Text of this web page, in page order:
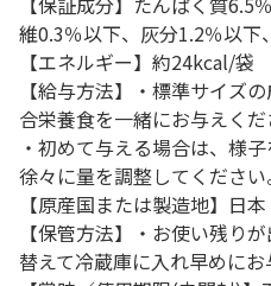
維0.3％以下、灰分1.2％以下
【エネルギー】約24kcal/袋
【給与方法】・標準サイズ
合栄養食を一緒にお与えくだ
・初めて与える場合は、様
徐々に量を調整してください
【原産国または製造地】日本
【保管方法】・お使い残り
替えて冷蔵庫に入れ早めにお